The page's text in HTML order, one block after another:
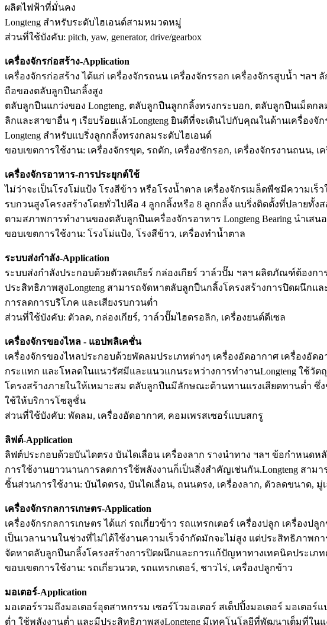
ผลิตไฟฟ้าที่มั่นคง
Longteng สำหรับระดับไฮเอนด์สามหมวดหมู่
ส่วนที่ใช้บังคับ: pitch, yaw, generator, drive/gearbox
เครื่องจักรก่อสร้าง-Application
เครื่องจักรก่อสร้าง ได้แก่ เครื่องจักรถนน เครื่องจักรรอก เครื่องจักรสูบน้ำ ฯ
ถือของตลับลูกปืนกลิ้งสูง
ตลับลูกปืนแกว่งของ Longteng, ตลับลูกปืนลูกกลิ้งทรงกระบอก, ตลับลูกปืนเม็ดก
ลิกและสาขาอื่น ๆ เรียบร้อยแล้วLongteng ยินดีที่จะเดินไปกับคุณในด้านเครื่อ
Longteng สำหรับแบริ่งลูกกลิ้งทรงกลมระดับไฮเอนด์
ขอบเขตการใช้งาน: เครื่องจักรขุด, รถตัก, เครื่องชักรอก, เครื่องจักรงานถนน,
เครื่องจักรอาหาร-การประยุกต์ใช้
ไม่ว่าจะเป็นโรงโม่แป้ง โรงสีข้าว หรือโรงน้ำตาล เครื่องจักรเมล็ดพืชมีความเ
รบกวนสูงโครงสร้างโดยทั่วไปคือ 4 ลูกกลิ้งหรือ 8 ลูกกลิ้ง แบริ่งติดตั้งที่ปลายทั้
ตามสภาพการทำงานของตลับลูกปืนเครื่องจักรอาหาร Longteng Bearing นำเ
ขอบเขตการใช้งาน: โรงโม่แป้ง, โรงสีข้าว, เครื่องทำน้ำตาล
ระบบส่งกำลัง-Application
ระบบส่งกำลังประกอบด้วยตัวลดเกียร์ กล่องเกียร์ วาล์วปั๊ม ฯลฯ ผลิตภัณฑ์ต้องก
ประสิทธิภาพสูงLongteng สามารถจัดหาตลับลูกปืนกลิ้งโครงสร้างการปิดผนึก
การลดการบริโภค และเสียงรบกวนต่ำ
ส่วนที่ใช้บังคับ: ตัวลด, กล่องเกียร์, วาล์วปั๊มไฮดรอลิก, เครื่องยนต์ดีเซล
เครื่องจักรของไหล - แอปพลิเคชั่น
เครื่องจักรของไหลประกอบด้วยพัดลมประเภทต่างๆ เครื่องอัดอากาศ เครื่อง
กระแทก และโหลดในแนวรัศมีและแนวแกนระหว่างการทำงานLongteng ใช้
โครงสร้างภายในให้เหมาะสม ตลับลูกปืนมีลักษณะต้านทานแรงเสียดทานต่ำ
ใช้ให้บริการโซลูชั่น
ส่วนที่ใช้บังคับ: พัดลม, เครื่องอัดอากาศ, คอมเพรสเซอร์แบบสกรู
ลิฟต์-Application
ลิฟต์ประกอบด้วยบันไดตรง บันไดเลื่อน เครื่องลาก รางนำทาง ฯลฯ ข้อกำหนด
การใช้งานยาวนานการลดการใช้พลังงานก็เป็นสิ่งสำคัญเช่นกัน.Longteng ส
ชิ้นส่วนการใช้งาน: บันไดตรง, บันไดเลื่อน, ถนนตรง, เครื่องลาก, ตัวลดขนาด, มู่
เครื่องจักรกลการเกษตร-Application
เครื่องจักรกลการเกษตร ได้แก่ รถเกี่ยวข้าว รถแทรกเตอร์ เครื่องปลูก เครื่อ
เป็นเวลานานในช่วงที่ไม่ได้ใช้งานความเร็วจำกัดมักจะไม่สูง แต่ประสิทธิภาพ
จัดหาตลับลูกปืนกลิ้งโครงสร้างการปิดผนึกและการแก้ปัญหาทางเทคนิคประเภท
ขอบเขตการใช้งาน: รถเกี่ยวนวด, รถแทรกเตอร์, ชาวไร่, เครื่องปลูกข้าว
มอเตอร์-Application
มอเตอร์รวมถึงมอเตอร์อุตสาหกรรม เซอร์โวมอเตอร์ สเต็ปปิ้งมอเตอร์ มอเต
ต่ำ ใช้พลังงานต่ำ และมีประสิทธิภาพสูงLongteng มีเทคโนโลยีที่พัฒนาเต็มที่ใ